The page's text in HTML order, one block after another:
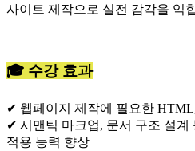
사이트 제작으로 실전 감각을 익
🎓 수강 효과
✔ 웹페이지 제작에 필요한
✔ 시맨틱 마크업, 문서 구조 설계
적용 능력 향상